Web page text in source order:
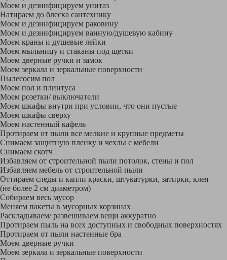
Моем и дезинфицируем унитаз
Натираем до блеска сантехнику
Моем и дезинфицируем раковину
Моем и дезинфицируем ванную/душевую кабину
Моем краны и душевые лейки
Моем мыльницу и стаканы под щетки
Моем дверные ручки и замок
Моем зеркала и зеркальные поверхности
Пылесосим пол
Моем пол и плинтуса
Моем розетки/ выключатели
Моем шкафы внутри при условии, что они пустые
Моем шкафы сверху
Моем настенный кафель
Протираем от пыли все мелкие и крупные предметы
Снимаем защитную пленку и чехлы с мебели
Снимаем скотч
Избавляем от строительной пыли потолок, стены и пол
Избавляем мебель от строительной пыли
Оттираем следы и капли краски, штукатурки, затирки, клея
(не более 2 см диаметром)
Собираем весь мусор
Меняем пакеты в мусорных корзинах
Раскладываем/ развешиваем вещи аккуратно
Протираем пыль на всех доступных и свободных поверхностях
Протираем от пыли настенные бра
Моем дверные ручки
Моем зеркала и зеркальные поверхности